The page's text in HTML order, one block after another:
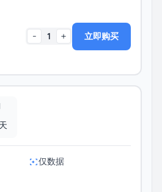
- 1 + 立即购买
天
仅数据